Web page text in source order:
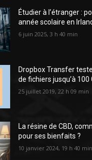
Étudier à l’étranger :
année scolaire en
6 juin 2025, 3 h 40 min
Dropbox Transfer
de fichiers jusqu’à 100
25 juillet 2019, 22 h 09 min
La résine de CBD,
pour ses bienfaits ?
10 janvier 2024, 19 h 40 min